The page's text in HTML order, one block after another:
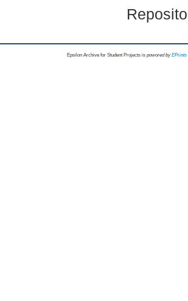
Epsilon Archive for Student Projects is powored byEPrints